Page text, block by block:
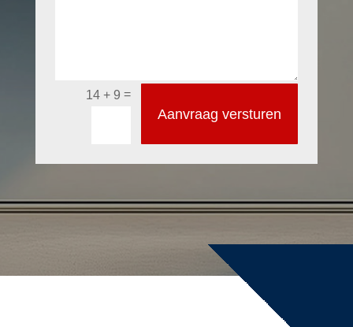
14 + 9 =
Aanvraag versturen